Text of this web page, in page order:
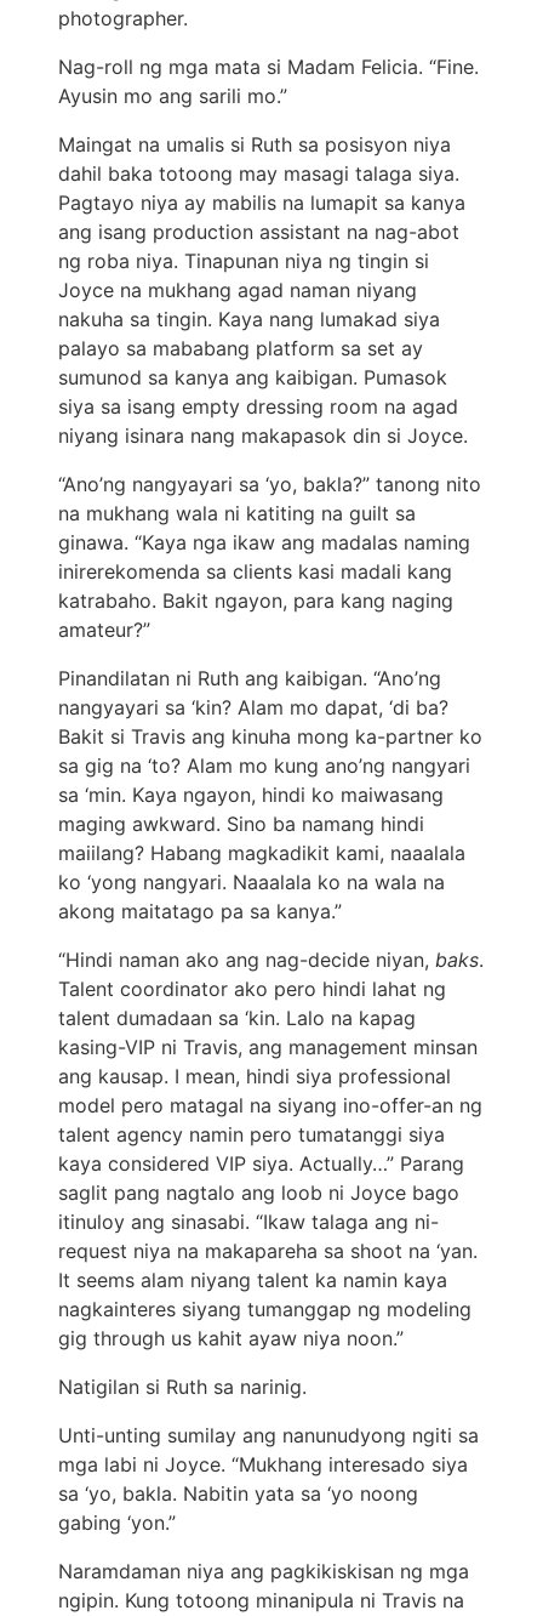
photographer.
Nag-roll ng mga mata si Madam Felicia. “Fine.
Ayusin mo ang sarili mo.”
Maingat na umalis si Ruth sa posisyon niya
dahil baka totoong may masagi talaga siya.
Pagtayo niya ay mabilis na lumapit sa kanya
ang isang production assistant na nag-abot
ng roba niya. Tinapunan niya ng tingin si
Joyce na mukhang agad naman niyang
nakuha sa tingin. Kaya nang lumakad siya
palayo sa mababang platform sa set ay
sumunod sa kanya ang kaibigan. Pumasok
siya sa isang empty dressing room na agad
niyang isinara nang makapasok din si Joyce.
“Ano’ng nangyayari sa ‘yo, bakla?” tanong nito
na mukhang wala ni katiting na guilt sa
ginawa. “Kaya nga ikaw ang madalas naming
inirerekomenda sa clients kasi madali kang
katrabaho. Bakit ngayon, para kang naging
amateur?”
Pinandilatan ni Ruth ang kaibigan. “Ano’ng
nangyayari sa ‘kin? Alam mo dapat, ‘di ba?
Bakit si Travis ang kinuha mong ka-partner ko
sa gig na ‘to? Alam mo kung ano’ng nangyari
sa ‘min. Kaya ngayon, hindi ko maiwasang
maging awkward. Sino ba namang hindi
maiilang? Habang magkadikit kami, naaalala
ko ‘yong nangyari. Naaalala ko na wala na
akong maitatago pa sa kanya.”
“Hindi naman ako ang nag-decide niyan, baks.
Talent coordinator ako pero hindi lahat ng
talent dumadaan sa ‘kin. Lalo na kapag
kasing-VIP ni Travis, ang management minsan
ang kausap. I mean, hindi siya professional
model pero matagal na siyang ino-offer-an ng
talent agency namin pero tumatanggi siya
kaya considered VIP siya. Actually…” Parang
saglit pang nagtalo ang loob ni Joyce bago
itinuloy ang sinasabi. “Ikaw talaga ang ni-
request niya na makapareha sa shoot na ‘yan.
It seems alam niyang talent ka namin kaya
nagkainteres siyang tumanggap ng modeling
gig through us kahit ayaw niya noon.”
Natigilan si Ruth sa narinig.
Unti-unting sumilay ang nanunudyong ngiti sa
mga labi ni Joyce. “Mukhang interesado siya
sa ‘yo, bakla. Nabitin yata sa ‘yo noong
gabing ‘yon.”
Naramdaman niya ang pagkikiskisan ng mga
ngipin. Kung totoong minanipula ni Travis na